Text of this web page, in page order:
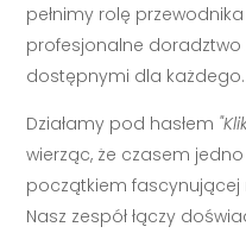
pełnimy rolę
profesjonalne
dostępnymi dla każdego.
Działamy pod hasłem
wierząc, że czasem
początkiem fascynującej
Nasz zespół łączy